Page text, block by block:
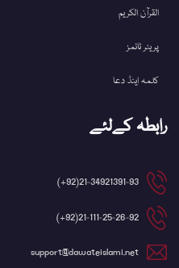
القرآن الکریم
پریئر ٹائمز
کلمہ اینڈ دعا
رابطہ کےلئے
21-34921391-93(92+)
21-111-25-26-92(92+)
support@dawateislami.net